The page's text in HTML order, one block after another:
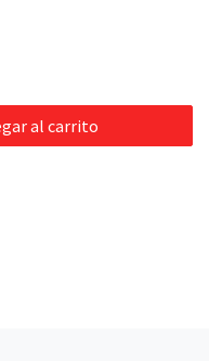
al carrito